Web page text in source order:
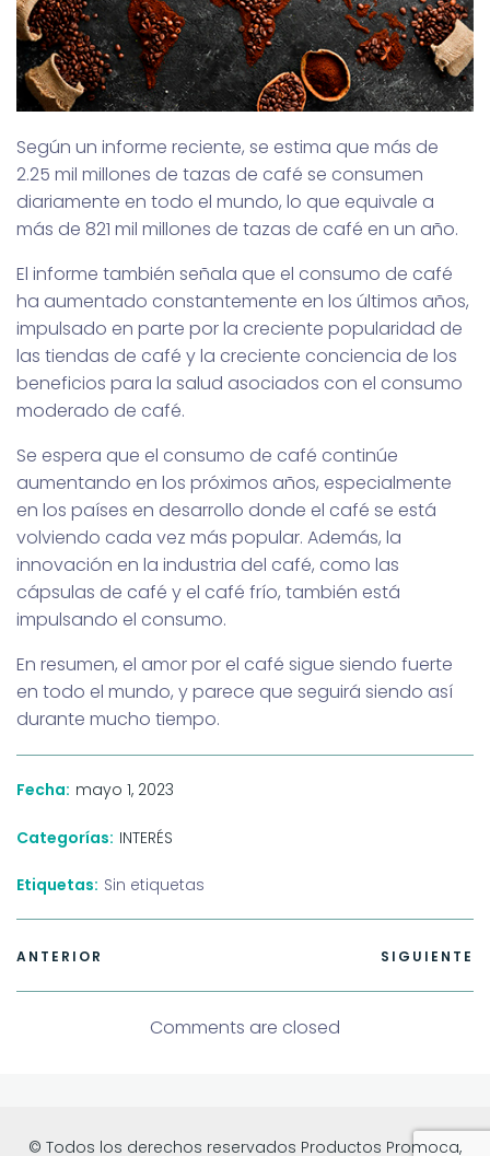
Según un informe reciente, se estima que más de
2.25 mil millones de tazas de café se consumen
diariamente en todo el mundo, lo que equivale a
más de 821 mil millones de tazas de café en un año.
El informe también señala que el consumo de café
ha aumentado constantemente en los últimos años,
impulsado en parte por la creciente popularidad de
las tiendas de café y la creciente conciencia de los
beneficios para la salud asociados con el consumo
moderado de café.
Se espera que el consumo de café continúe
aumentando en los próximos años, especialmente
en los países en desarrollo donde el café se está
volviendo cada vez más popular. Además, la
innovación en la industria del café, como las
cápsulas de café y el café frío, también está
impulsando el consumo.
En resumen, el amor por el café sigue siendo fuerte
en todo el mundo, y parece que seguirá siendo así
durante mucho tiempo.
Fecha: mayo 1, 2023
Categorías: INTERÉS
Etiquetas: Sin etiquetas
ANTERIOR SIGUIENTE
Comments are closed
© Todos los derechos reservados Productos Promoca,